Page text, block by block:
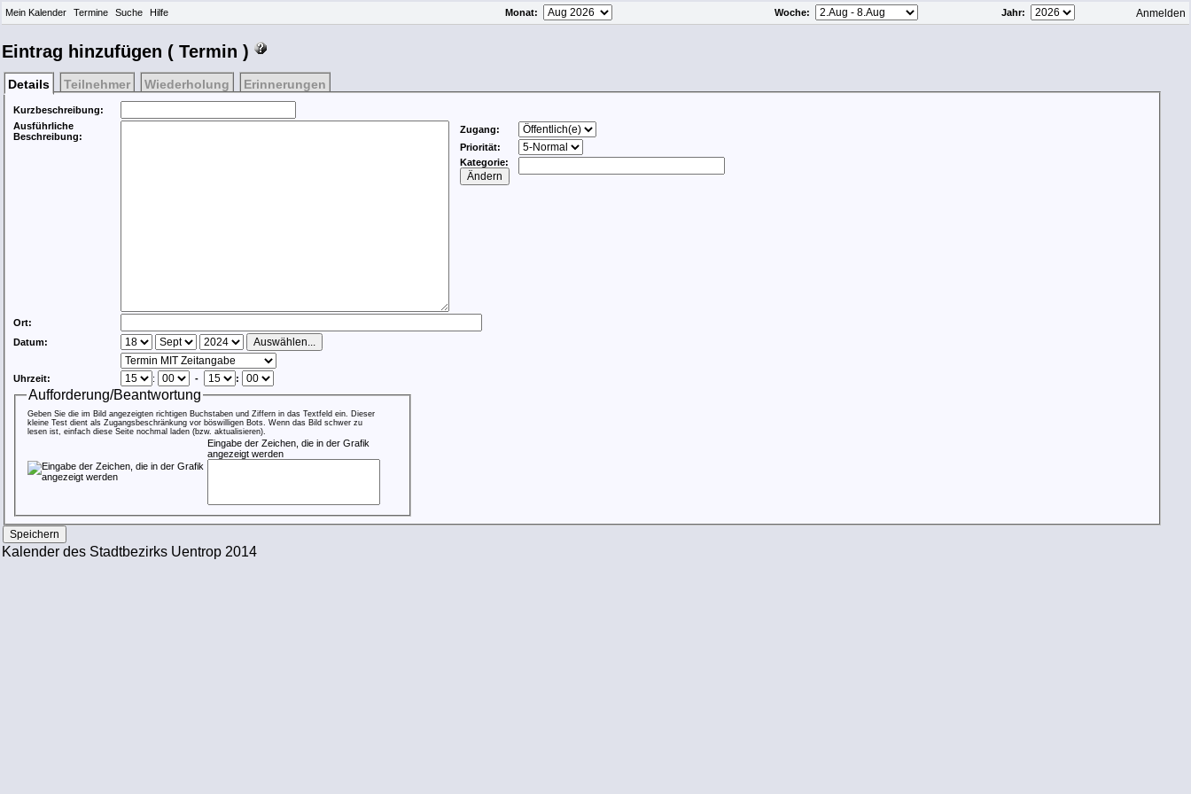
Mein Kalender Termine Suche Hilfe Monat: Woche: Jahr: Anmelden
Eintrag hinzufügen ( Termin )
Details Teilnehmer Wiederholung Erinnerungen
Kurzbeschreibung:
Ausführliche
Beschreibung:
Zugang:
Priorität:
Kategorie:
Ort:
Datum:
Uhrzeit: : - :
Aufforderung/Beantwortung
Geben Sie die im Bild angezeigten richtigen Buchstaben und Ziffern in das Textfeld ein. Dieser
kleine Test dient als Zugangsbeschränkung vor böswilligen Bots. Wenn das Bild schwer zu
lesen ist, einfach diese Seite nochmal laden (bzw. aktualisieren).
Eingabe der Zeichen, die in der Grafik
angezeigt werden
Kalender des Stadtbezirks Uentrop 2014